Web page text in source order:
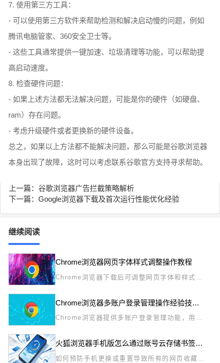
7. 使用第三方工具：
- 可以使用第三方软件来帮助检测和解决启动慢的问题，例如
腾讯电脑管家、360安全卫士等。
- 这些工具通常提供一键加速、垃圾清理等功能，可以帮助提
高启动速度。
8. 检查硬件问题：
- 如果上述方法都无法解决问题，可能是你的硬件（如硬盘、
ram）存在问题。
- 考虑升级硬件或者更换新的硬件设备。
总之，如果以上方法都不能解决问题，那么可能是谷歌浏览器
本身出现了故障，这时可以考虑联系谷歌官方支持寻求帮助。
上一篇：谷歌浏览器广告拦截策略解析
下一篇：Google浏览器下载及首次运行性能优化经验
继续阅读
Chrome浏览器网页字体样式调整操作教程
Chrome浏览器下载后可调整网页字体和样式，
优化操作流程，提供个性化浏览体验，提高阅读
舒适度和视觉效果。
Chrome浏览器多账户登录管理操作经验技巧教程
Chrome浏览器提供多账户登录管理功能，用户
可通过技巧高效切换账号，实现信息同步与管
理，提升跨平台使用效率，确保浏览和工作流程
顺畅无阻。
火狐浏览器手机版怎么通过账号云存储书签备份
如何预防手机更换或重置导致所有的网页收藏数